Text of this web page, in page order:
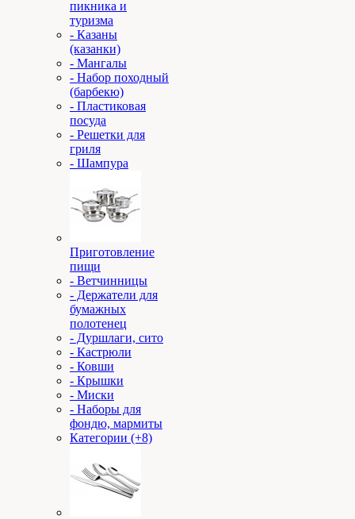
пикника и
туризма
- Казаны
(казанки)
- Мангалы
- Набор походный
(барбекю)
- Пластиковая
посуда
- Решетки для
гриля
- Шампура
Приготовление
пищи
- Ветчинницы
- Держатели для
бумажных
полотенец
- Дуршлаги, сито
- Кастрюли
- Ковши
- Крышки
- Миски
- Наборы для
фондю, мармиты
Категории (+8)